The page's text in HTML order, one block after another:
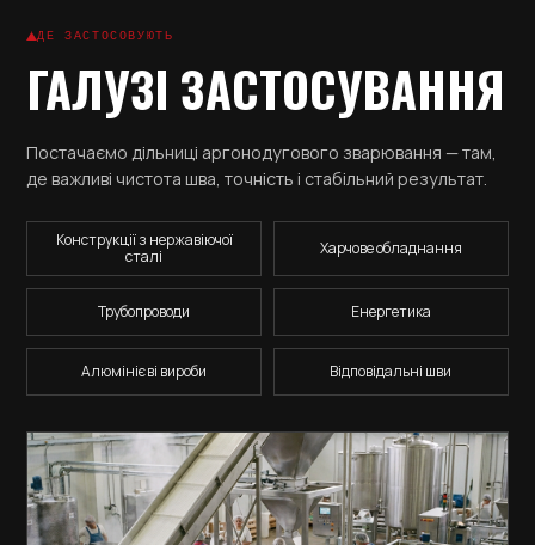
ДЕ ЗАСТОСОВУЮТЬ
ГАЛУЗІ ЗАСТОСУВАННЯ
Постачаємо дільниці аргонодугового зварювання — там,
де важливі чистота шва, точність і стабільний результат.
Конструкції з нержавіючої
сталі
Харчове обладнання
Трубопроводи Енергетика
Алюмінієві вироби Відповідальні шви